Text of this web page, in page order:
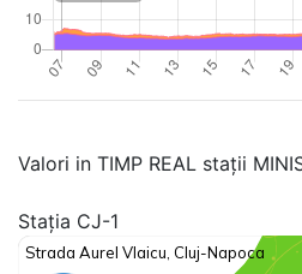
Valori in TIMP REAL stații
Stația CJ-1